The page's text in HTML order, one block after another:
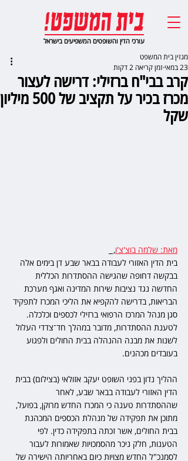
עורכי הדין והשופטים המשפיעים בישראל
קרב בבי"ח ברזילי: דרישה לעצור
מכרז בכיר על תקציב של 500 מיליון
שקל
מגזין בית המשפט
23 במאי
זמן קריאה 2 דקות
מאת: שלמה בוצ'צ'ו,
בית הדין האזורי לעבודה בבאר שבע דן בימים אלה
בבקשה דחופה שהגישה ההסתדרות הכללית
החדשה נגד נציבות שירות המדינה ואגף מערכת
הבריאות, בדרישה להקפיא את הליכי המכרז לתפקיד
סגן מנהל המרכז הרפואי ברזילי לכספים וכלכלה.
לטענת ההסתדרות, מדובר במהלך חד־צדדי העלול
לשנות את מבנה ההנהלה בבית החולים ולפגוע
בעובדים מכהנים.
ההליך נדון בפני השופט יעקב אזולאי (בצילום) בבית
הדין האזורי לעבודה בבאר שבע, לאחר
שההסתדרות טענה כי המכרז החדש מרוקן, בפועל,
מתוכן את תפקידה של מנהלת הכספים המכהנת
בבית החולים, אשר זכתה בתפקידה כדין. לפי
הטענות, חלק ניכר מהסמכויות שאמורות לעבור
לסמנכ"ל החדש מצויות כיום באחריותה הישירה של